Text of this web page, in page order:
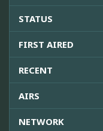
STATUS
FIRST AIRED
RECENT
AIRS
NETWORK